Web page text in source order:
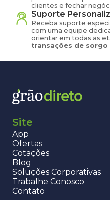
clientes e fechar
Suporte
Receba suporte
com uma equipe
orientar em todas as
transações de sorgo
Site
App
Ofertas
Cotações
Blog
Soluções Corporativas
Trabalhe Conosco
Contato